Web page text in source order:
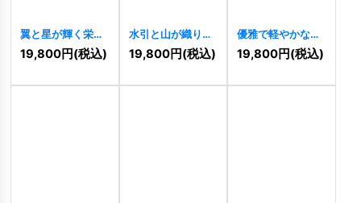
翼と星が輝く栄光
と成功のロゴ
11242 ]
19,800円(税込)
水引と山が織りな
す伝統と発展のロ
ゴ [ 11233 ]
19,800円(税込)
優雅で軽やかなウ
サギのロゴ
11224 ]
19,800円(税込)